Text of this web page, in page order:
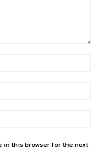
in this browser for the next